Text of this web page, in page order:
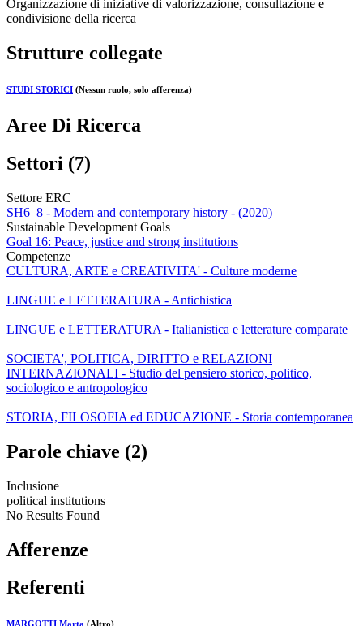
Organizzazione di iniziative di valorizzazione, consultazione e
condivisione della ricerca
Strutture collegate
STUDI STORICI (Nessun ruolo, solo afferenza)
Aree Di Ricerca
Settori (7)
Settore ERC
SH6_8 - Modern and contemporary history - (2020)
Sustainable Development Goals
Goal 16: Peace, justice and strong institutions
Competenze
CULTURA, ARTE e CREATIVITA' - Culture moderne
LINGUE e LETTERATURA - Antichistica
LINGUE e LETTERATURA - Italianistica e letterature comparate
SOCIETA', POLITICA, DIRITTO e RELAZIONI
INTERNAZIONALI - Studio del pensiero storico, politico,
sociologico e antropologico
STORIA, FILOSOFIA ed EDUCAZIONE - Storia contemporanea
Parole chiave (2)
Inclusione
political institutions
No Results Found
Afferenze
Referenti
MARGOTTI Marta (Altro)